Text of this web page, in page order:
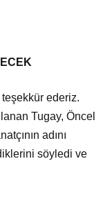
teşekkür ederiz.
Tugay, Öncel
adını
söyledi ve